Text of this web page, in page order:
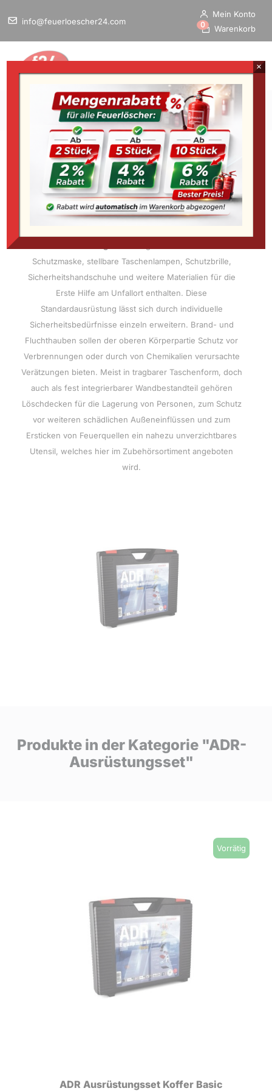
info@feuerloescher24.com
Mein Konto
Warenkorb
0
Startseite»Zubehör»ADR-Ausrüstungsset
ADR-
Ausrüstungsset
Schutzmaske, stellbare Taschenlampen, Schutzbrille,
Sicherheitshandschuhe und weitere Materialien für die
Erste Hilfe am Unfallort enthalten. Diese
Standardausrüstung lässt sich durch individuelle
Sicherheitsbedürfnisse einzeln erweitern. Brand- und
Fluchthauben sollen der oberen Körperpartie Schutz vor
Verbrennungen oder durch von Chemikalien verursachte
Verätzungen bieten. Meist in tragbarer Taschenform, doch
auch als fest integrierbarer Wandbestandteil gehören
Löschdecken für die Lagerung von Personen, zum Schutz
vor weiteren schädlichen Außeneinflüssen und zum
Ersticken von Feuerquellen ein nahezu unverzichtbares
Utensil, welches hier im Zubehörsortiment angeboten
wird.
Produkte in der Kategorie "ADR-
Ausrüstungsset"
ADR Ausrüstungsset Koffer Basic
Vorrätig
×